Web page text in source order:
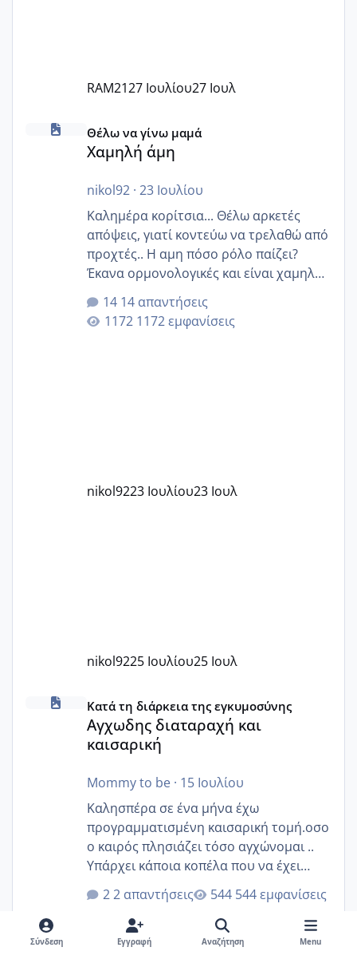
RAM2127 Ιουλίου27 Ιουλ
Χαμηλή άμη
Θέλω να γίνω μαμά
Χαμηλή άμη
nikol92· 23 Ιουλίου
Καλημέρα κορίτσια... Θέλω αρκετές
απόψεις, γιατί κοντεύω να τρελαθώ από
προχτές.. Η αμη πόσο ρόλο παίζει?
Έκανα ορμονολογικές και είναι χαμηλή
για την ηλικία μου.. Είχα ήδη μια
εγκυμοσύνη, που έπρεπε να τερματιστεί
στην 27η εβδομάδα και προσπαθώ 7
14 απαντήσεις
1172 εμφανίσεις
nikol9223 Ιουλίου23 Ιουλ
nikol9225 Ιουλίου25 Ιουλ
Αγχωδης διαταραχή και καισαρική
Κατά τη διάρκεια της εγκυμοσύνης
Αγχωδης διαταραχή και
καισαρική
Mommy to be· 15 Ιουλίου
Καλησπέρα σε ένα μήνα έχω
προγραμματισμένη καισαρική τομή.οσο
ο καιρός πλησιάζει τόσο αγχώνομαι ..
Υπάρχει κάποια κοπέλα που να έχει
παρόμοιο ιστορικό να μας πει την
εμπειρία της;Να σημειώσω είναι η
δεύτερη εγκυμοσύνη μου και καισαρική
στην πρώτη είχα κάνει ολική νάρκωση
2 απαντήσεις 544 εμφανίσεις
Σύνδεση Εγγραφή Αναζήτηση Menu